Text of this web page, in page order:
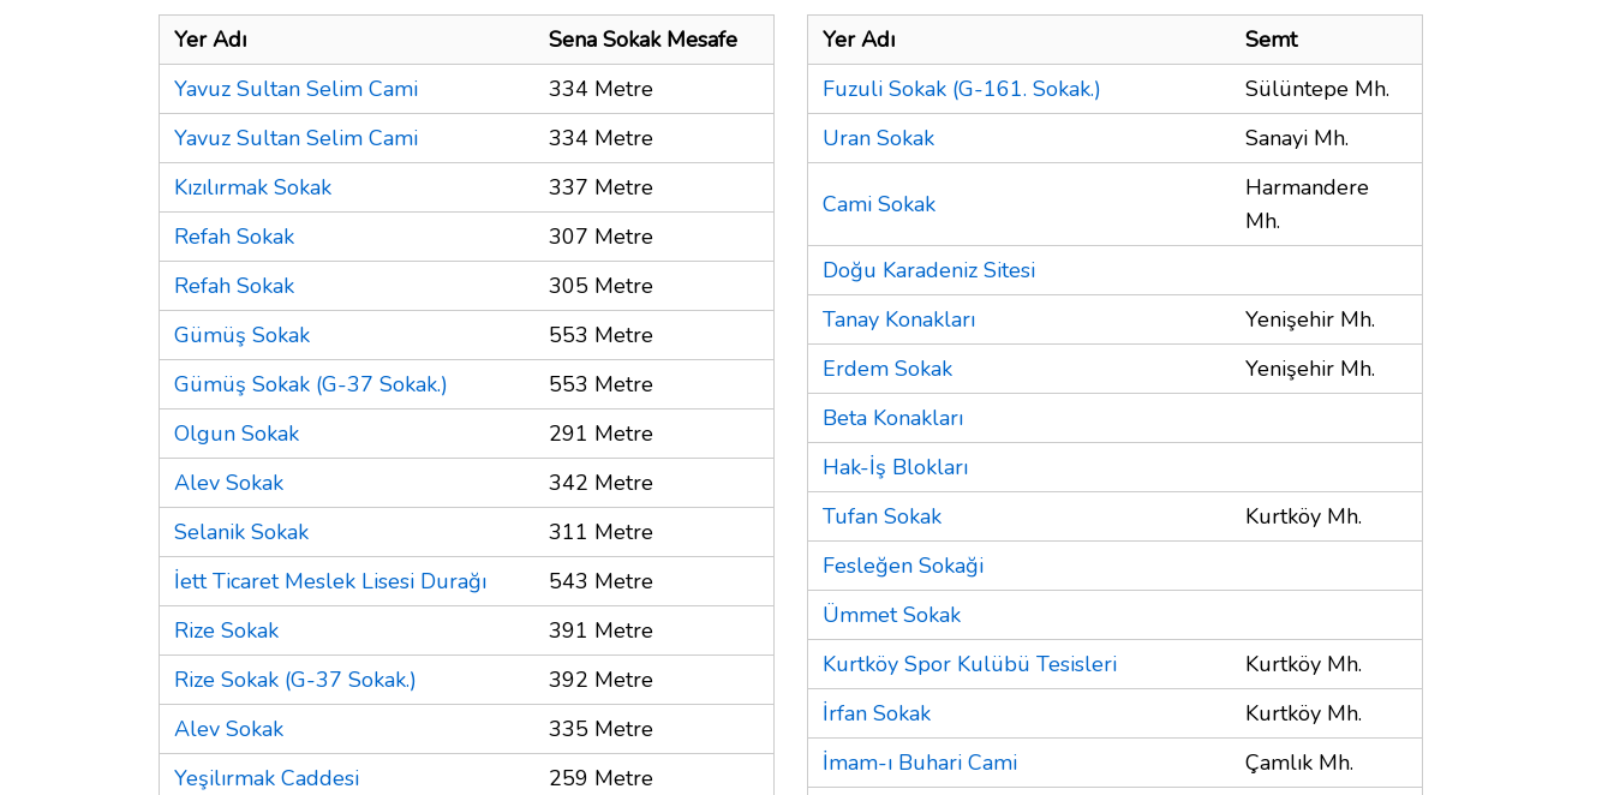
Yer Adı
Sena Sokak Mesafe
Yavuz Sultan Selim Cami
334 Metre
Yavuz Sultan Selim Cami
334 Metre
Kızılırmak Sokak
337 Metre
Refah Sokak
307 Metre
Refah Sokak
305 Metre
Gümüş Sokak
553 Metre
Gümüş Sokak (G-37 Sokak.)
553 Metre
Olgun Sokak
291 Metre
Alev Sokak
342 Metre
Selanik Sokak
311 Metre
İett Ticaret Meslek Lisesi Durağı
543 Metre
Rize Sokak
391 Metre
Rize Sokak (G-37 Sokak.)
392 Metre
Alev Sokak
335 Metre
Yeşilırmak Caddesi
259 Metre
Yer Adı
Semt
Fuzuli Sokak (G-161. Sokak.)
Sülüntepe Mh.
Uran Sokak
Sanayi Mh.
Cami Sokak
Harmandere
Mh.
Doğu Karadeniz Sitesi
Tanay Konakları
Yenişehir Mh.
Erdem Sokak
Yenişehir Mh.
Beta Konakları
Hak-İş Blokları
Tufan Sokak
Kurtköy Mh.
Fesleğen Sokaği
Ümmet Sokak
Kurtköy Spor Kulübü Tesisleri
Kurtköy Mh.
İrfan Sokak
Kurtköy Mh.
İmam-ı Buhari Cami
Çamlık Mh.